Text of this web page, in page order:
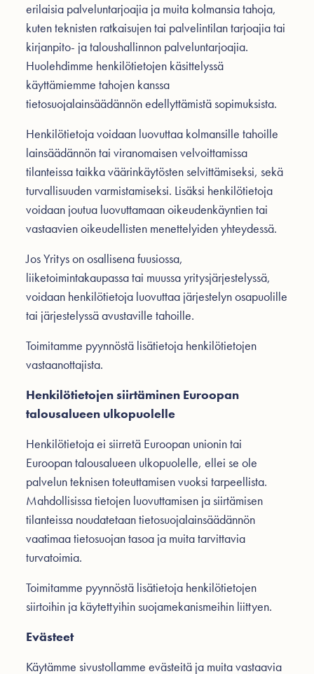
erilaisia palveluntarjoajia ja muita kolmansia tahoja,
kuten teknisten ratkaisujen tai palvelintilan tarjoajia tai
kirjanpito- ja taloushallinnon palveluntarjoajia.
Huolehdimme henkilötietojen käsittelyssä
käyttämiemme tahojen kanssa
tietosuojalainsäädännön edellyttämistä sopimuksista.
Henkilötietoja voidaan luovuttaa kolmansille tahoille
lainsäädännön tai viranomaisen velvoittamissa
tilanteissa taikka väärinkäytösten selvittämiseksi, sekä
turvallisuuden varmistamiseksi. Lisäksi henkilötietoja
voidaan joutua luovuttamaan oikeudenkäyntien tai
vastaavien oikeudellisten menettelyiden yhteydessä.
Jos Yritys on osallisena fuusiossa,
liiketoimintakaupassa tai muussa yritysjärjestelyssä,
voidaan henkilötietoja luovuttaa järjestelyn osapuolille
tai järjestelyssä avustaville tahoille.
Toimitamme pyynnöstä lisätietoja henkilötietojen
vastaanottajista.
Henkilötietojen siirtäminen Euroopan
talousalueen ulkopuolelle
Henkilötietoja ei siirretä Euroopan unionin tai
Euroopan talousalueen ulkopuolelle, ellei se ole
palvelun teknisen toteuttamisen vuoksi tarpeellista.
Mahdollisissa tietojen luovuttamisen ja siirtämisen
tilanteissa noudatetaan tietosuojalainsäädännön
vaatimaa tietosuojan tasoa ja muita tarvittavia
turvatoimia.
Toimitamme pyynnöstä lisätietoja henkilötietojen
siirtoihin ja käytettyihin suojamekanismeihin liittyen.
Evästeet
Käytämme sivustollamme evästeitä ja muita vastaavia